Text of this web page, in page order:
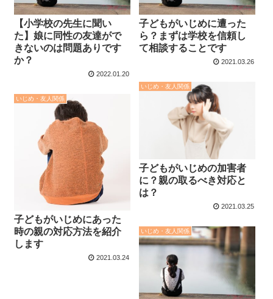
【小学校の先生に聞い
た】娘に同性の友達がで
きないのは問題ありです
か？
2022.01.20
子どもがいじめに遭った
ら？まずは学校を信頼し
て相談することです
2021.03.26
いじめ・友人関係
子どもがいじめの加害者
に？親の取るべき対応と
は？
2021.03.25
いじめ・友人関係
子どもがいじめにあった
時の親の対応方法を紹介
します
2021.03.24
いじめ・友人関係